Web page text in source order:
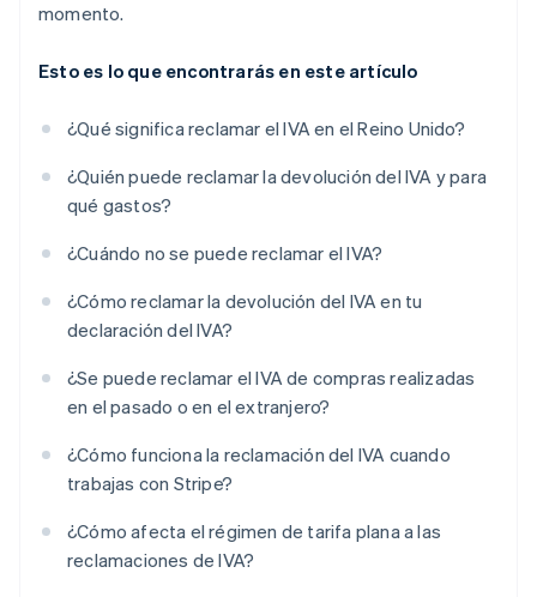
momento.
Esto es lo que encontrarás en este artículo
¿Qué significa reclamar el IVA en el Reino Unido?
¿Quién puede reclamar la devolución del IVA y para
qué gastos?
¿Cuándo no se puede reclamar el IVA?
¿Cómo reclamar la devolución del IVA en tu
declaración del IVA?
¿Se puede reclamar el IVA de compras realizadas
en el pasado o en el extranjero?
¿Cómo funciona la reclamación del IVA cuando
trabajas con Stripe?
¿Cómo afecta el régimen de tarifa plana a las
reclamaciones de IVA?